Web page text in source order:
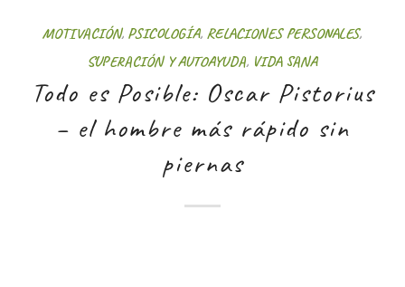
MOTIVACIÓN, PSICOLOGÍA, RELACIONES PERSONALES,
SUPERACIÓN Y AUTOAYUDA, VIDA SANA
Todo es Posible: Oscar Pistorius
– el hombre más rápido sin
piernas